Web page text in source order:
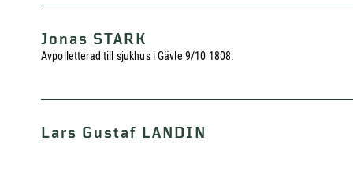
Jonas STARK
Avpolletterad till sjukhus i Gävle 9/10 1808.
Lars Gustaf LANDIN